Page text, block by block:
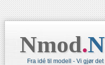
Nmod.
Fra idé til modell - Vi gjør det